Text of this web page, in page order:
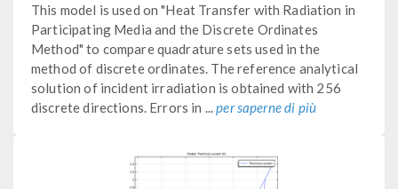
This model is used on "Heat Transfer with Radiation in
Participating Media and the Discrete Ordinates
Method" to compare quadrature sets used in the
method of discrete ordinates. The reference analytical
solution of incident irradiation is obtained with 256
discrete directions. Errors in ...per saperne di più